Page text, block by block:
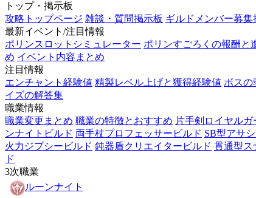
トップ・掲示板
攻略トップページ 雑談・質問掲示板 ギルドメンバー募集
最新イベント/注目情報
ポリンスロットシミュレーター ポリンすごろくの報酬と
め イベント内容まとめ
注目情報
エンチャント経験値 精製レベル上げと獲得経験値 ボスの
イズの解答集
職業情報
職業変更まとめ 職業の特徴とおすすめ 片手剣ロイヤルガ
ンナイトビルド 両手杖プロフェッサービルド SB型アサ
火力ジプシービルド 鈍器盾クリエイタービルド 貫通型ス
ド
3次職業
ルーンナイト